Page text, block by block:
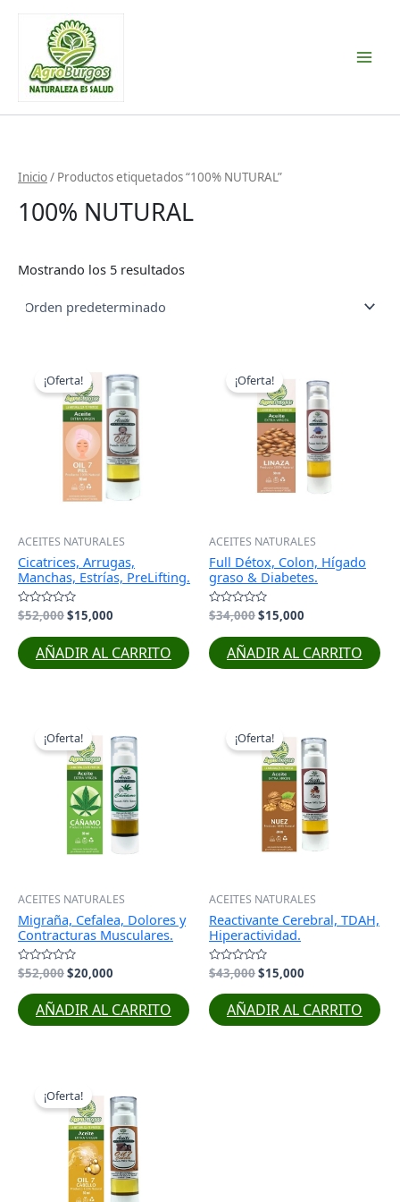
contenido
Inicio/ Productos etiquetados “100% NUTURAL”
100% NUTURAL
Mostrando los 5 resultados
¡Oferta!
ACEITES NATURALES
Cicatrices, Arrugas,
Manchas, Estrías, PreLifting.
Valorado
con
de
5
$52,000
original
era:
$52,000.
$15,000
precio
actual
$15,000.
AÑADIR AL CARRITO
¡Oferta!
ACEITES NATURALES
Full Détox, Colon, Hígado
graso & Diabetes.
Valorado
con
de
5
$34,000
original
era:
$34,000.
$15,000
actual
es:
$15,000.
AÑADIR AL CARRITO
¡Oferta!
ACEITES NATURALES
Migraña, Cefalea, Dolores y
Contracturas Musculares.
Valorado
con
de
5
$52,000
original
era:
$52,000.
$20,000
actual
es:
$20,000.
AÑADIR AL CARRITO
¡Oferta!
ACEITES NATURALES
Reactivante Cerebral, TDAH,
Hiperactividad.
Valorado
con
de
5
$43,000
original
era:
$43,000.
$15,000
actual
es:
$15,000.
AÑADIR AL CARRITO
¡Oferta!original
era:
$34,000.
actual
es:
$15,000.